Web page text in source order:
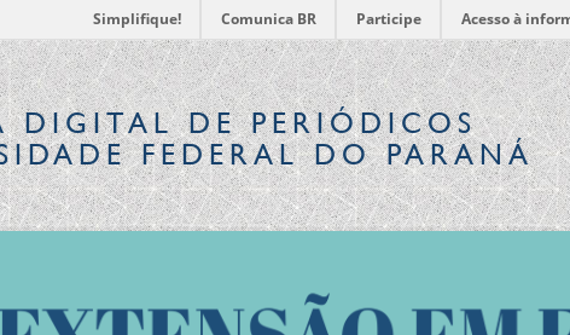
Simplifique! Comunica BR Participe Acesso à
DIGITALDE PERIÓDICOS
FEDERAL DO PARANÁ